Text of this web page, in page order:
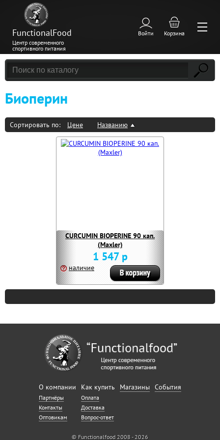
FunctionalFood
Центр современного
спортивного питания
Войти Корзина
Биоперин
Сортировать по: Цене Названию
CURCUMIN BIOPERINE 90 кап.
(Maxler)
1 547 р
наличие
О компании
Партнёры
Контакты
Оптовикам
Как купить
Оплата
Доставка
Вопрос-ответ
Магазины События
© Functionalfood 2008 - 2026